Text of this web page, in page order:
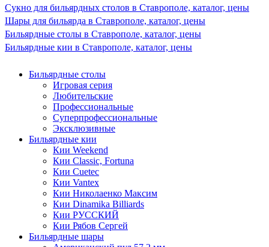
Сукно для бильярдных столов в Ставрополе, каталог, цены
Шары для бильярда в Ставрополе, каталог, цены
Бильярдные столы в Ставрополе, каталог, цены
Бильярдные кии в Ставрополе, каталог, цены
Бильярдные столы
Игровая серия
Любительские
Профессиональные
Суперпрофессиональные
Эксклюзивные
Бильярдные кии
Кии Weekend
Кии Classic, Fortuna
Кии Cuetec
Кии Vantex
Кии Николаенко Максим
Кии Dinamika Billiards
Кии РУССКИЙ
Кии Рябов Сергей
Бильярдные шары